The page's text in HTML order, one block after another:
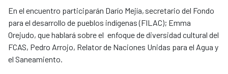
En el encuentro participarán Darío Mejía, secretario del Fondo
para el desarrollo de pueblos indígenas (FILAC); Emma
Orejudo, que hablará sobre el enfoque de diversidad cultural del
FCAS, Pedro Arrojo, Relator de Naciones Unidas para el Agua y
el Saneamiento.